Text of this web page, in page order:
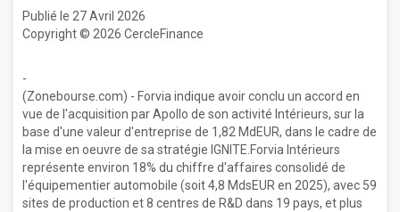
Publié le 27 Avril 2026
Copyright © 2026 CercleFinance
-
(Zonebourse.com) - Forvia indique avoir conclu un accord en
vue de l'acquisition par Apollo de son activité Intérieurs, sur la
base d'une valeur d'entreprise de 1,82 MdEUR, dans le cadre de
la mise en oeuvre de sa stratégie IGNITE.Forvia Intérieurs
représente environ 18% du chiffre d'affaires consolidé de
l'équipementier automobile (soit 4,8 MdsEUR en 2025), avec 59
sites de production et 8 centres de R&D dans 19 pays, et plus